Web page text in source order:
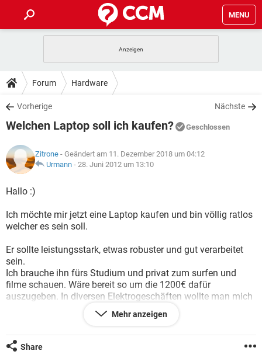
MENU
ANDROID
WINDOWS 10
WHATSAPP TIKTOK
FACEBOOK
TIPPS & TRICKS
SPIELE
WHATSAPP TIKTOK
FACEBOOK
DOWNLOADS
SPIELE STREAMING
ANDROID
WINDOWS 10 INSTAGRAM
WHATSAPP
SPIELE STREAMING
ANDROID
WINDOWS 10
WHATSAPP TIKTOK
LEXIKON
SPIELE
WINDOWS 10
WHATSAPP TIKTOK
FACEBOOK
Forum Hardware
Vorherige Nächste
Welchen Laptop soll ich kaufen? Geschlossen
Zitrone - Geändert am 11. Dezember 2018 um 04:12
Urmann - 28. Juni 2012 um 13:10
Hallo :)
Ich möchte mir jetzt eine Laptop kaufen und bin völlig ratlos
welcher es sein soll.
Er sollte leistungsstark, etwas robuster und gut verarbeitet
sein.
Ich brauche ihn fürs Studium und privat zum surfen und
filme schauen. Wäre bereit so um die 1200€ dafür
auszugeben. In diversen Elektrogeschäften wollte man mich
zu einem acer überreden. Kann damit aber überhaupt nichts
anfangen da ich mit meinem acer nur Probleme hatte.
schlecht wäre...
Mehr anzeigen
Share